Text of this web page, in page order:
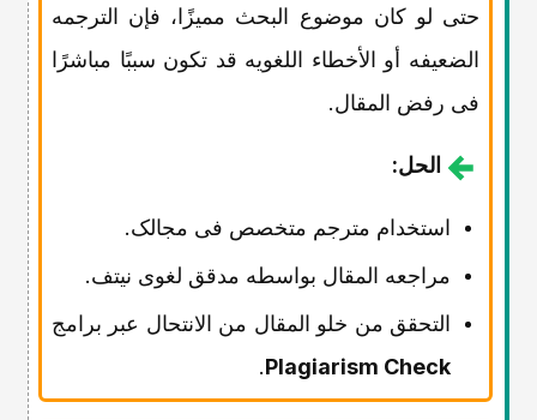
حتى لو کان موضوع البحث ممیزًا، فإن الترجمه
الضعیفه أو الأخطاء اللغویه قد تکون سببًا مباشرًا
فی رفض المقال.
الحل:
استخدام مترجم متخصص فی مجالک.
مراجعه المقال بواسطه مدقق لغوی نیتف.
التحقق من خلو المقال من الانتحال عبر برامج
Plagiarism Check
.